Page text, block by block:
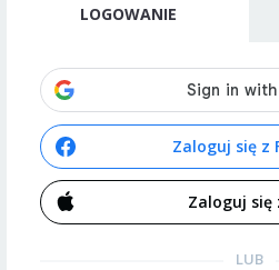
LOGOWANIE
Zaloguj się z
Zaloguj się
LUB